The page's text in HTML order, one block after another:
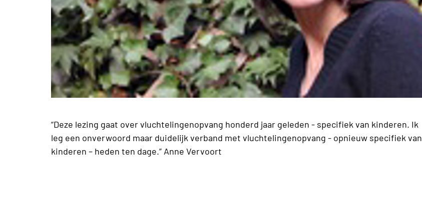
“Deze lezing gaat over vluchtelingenopvang honderd jaar geleden - specifiek van kinderen. Ik
leg een onverwoord maar duidelijk verband met vluchtelingenopvang - opnieuw specifiek van
kinderen – heden ten dage.” Anne Vervoort